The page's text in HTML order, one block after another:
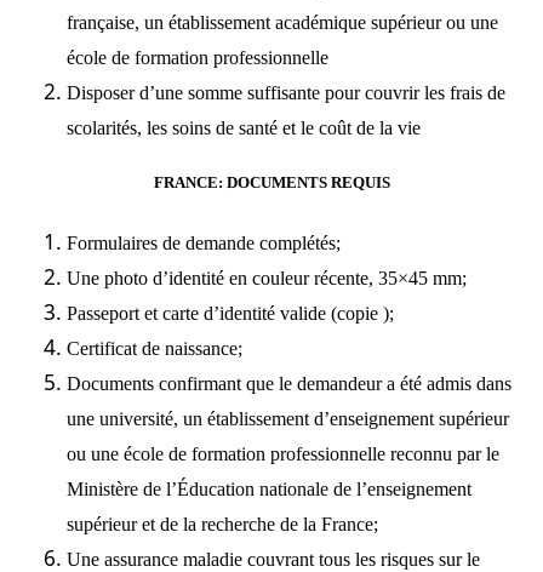
française, un établissement académique supérieur ou une
école de formation professionnelle
Disposer d’une somme suffisante pour couvrir les frais de
scolarités, les soins de santé et le coût de la vie
FRANCE: DOCUMENTS REQUIS
Formulaires de demande complétés;
Une photo d’identité en couleur récente, 35×45 mm;
Passeport et carte d’identité valide (copie );
Certificat de naissance;
Documents confirmant que le demandeur a été admis dans
une université, un établissement d’enseignement supérieur
ou une école de formation professionnelle reconnu par le
Ministère de l’Éducation nationale de l’enseignement
supérieur et de la recherche de la France;
Une assurance maladie couvrant tous les risques sur le